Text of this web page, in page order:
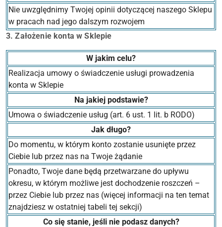
Nie uwzględnimy Twojej opinii dotyczącej naszego Sklepu
w pracach nad jego dalszym rozwojem
3. Założenie konta w Sklepie
W jakim celu?
Realizacja umowy o świadczenie usługi prowadzenia
konta w Sklepie
Na jakiej podstawie?
Umowa o świadczenie usług (art. 6 ust. 1 lit. b RODO)
Jak długo?
Do momentu, w którym konto zostanie usunięte przez
Ciebie lub przez nas na Twoje żądanie
Ponadto, Twoje dane będą przetwarzane do upływu
okresu, w którym możliwe jest dochodzenie roszczeń –
przez Ciebie lub przez nas (więcej informacji na ten temat
znajdziesz w ostatniej tabeli tej sekcji)
Co się stanie, jeśli nie podasz danych?